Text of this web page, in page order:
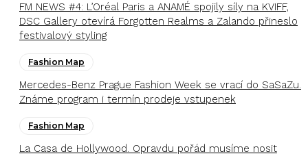
FM NEWS #4: L’Oréal Paris a ANAMÉ spojily síly na KVIFF,
DSC Gallery otevírá Forgotten Realms a Zalando přineslo
festivalový styling
Fashion Map
Mercedes-Benz Prague Fashion Week se vrací do SaSaZu.
Známe program i termín prodeje vstupenek
Fashion Map
La Casa de Hollywood. Opravdu pořád musíme nosit